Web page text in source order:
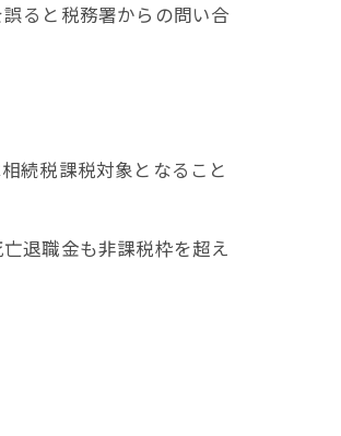
ると税務署からの問い合
続税課税対象となること
退職金も非課税枠を超え